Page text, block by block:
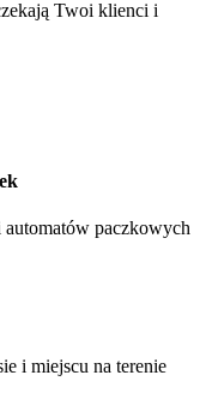
Twoi klienci i
paczkowych
i miejscu na terenie